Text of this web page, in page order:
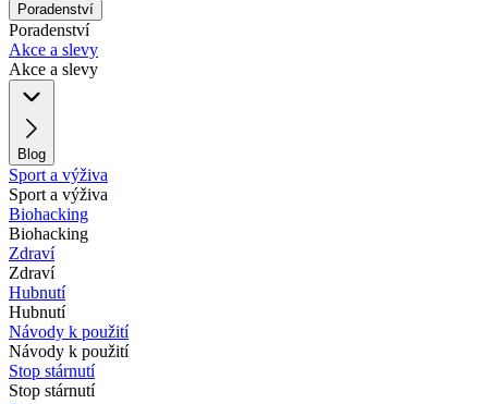
Poradenství
Poradenství
Akce a slevy
Akce a slevy
Blog
Sport a výživa
Sport a výživa
Biohacking
Biohacking
Zdraví
Zdraví
Hubnutí
Hubnutí
Návody k použití
Návody k použití
Stop stárnutí
Stop stárnutí